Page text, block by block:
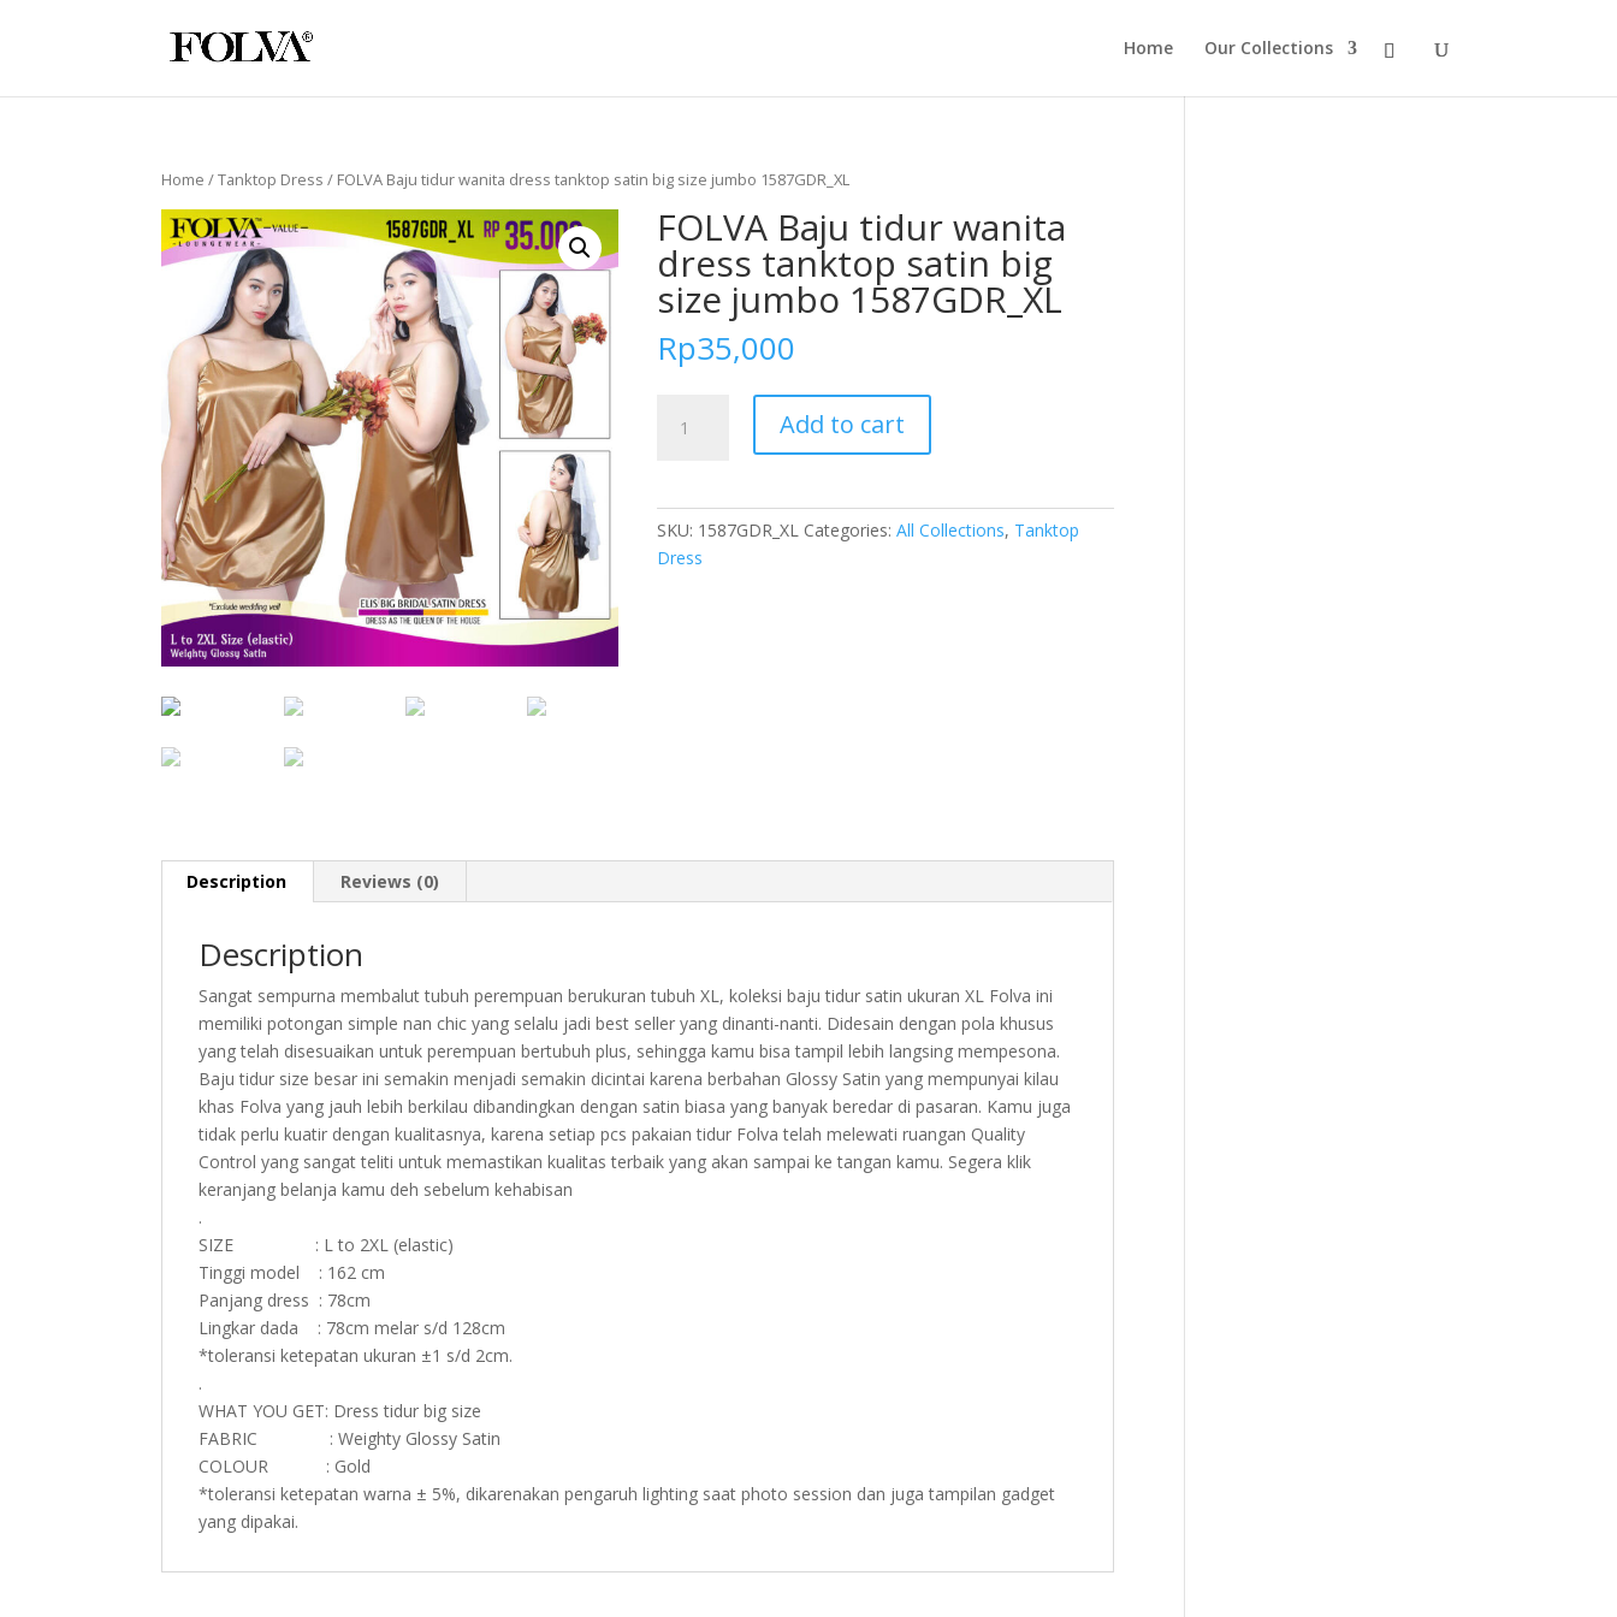
Home Our Collections
Home /Tanktop Dress / FOLVA Baju tidur wanita dress tanktop satin big size jumbo 1587GDR_XL
FOLVA Baju tidur wanita
dress tanktop satin big
size jumbo 1587GDR_XL
Rp35,000
Baju
Add to cart
SKU: 1587GDR_XL Categories:All Collections, Tanktop
Dress
Description Reviews (0)
Description
Sangat sempurna membalut tubuh perempuan berukuran tubuh XL, koleksi baju tidur satin ukuran XL Folva ini
memiliki potongan simple nan chic yang selalu jadi best seller yang dinanti-nanti. Didesain dengan pola khusus
yang telah disesuaikan untuk perempuan bertubuh plus, sehingga kamu bisa tampil lebih langsing mempesona.
Baju tidur size besar ini semakin menjadi semakin dicintai karena berbahan Glossy Satin yang mempunyai kilau
khas Folva yang jauh lebih berkilau dibandingkan dengan satin biasa yang banyak beredar di pasaran. Kamu juga
tidak perlu kuatir dengan kualitasnya, karena setiap pcs pakaian tidur Folva telah melewati ruangan Quality
Control yang sangat teliti untuk memastikan kualitas terbaik yang akan sampai ke tangan kamu. Segera klik
keranjang belanja kamu deh sebelum kehabisan
.
SIZE : L to 2XL (elastic)
Tinggi model : 162 cm
Panjang dress : 78cm
Lingkar dada : 78cm melar s/d 128cm
*toleransi ketepatan ukuran ±1 s/d 2cm.
.
WHAT YOU GET: Dress tidur big size
FABRIC : Weighty Glossy Satin
COLOUR : Gold
*toleransi ketepatan warna ± 5%, dikarenakan pengaruh lighting saat photo session dan juga tampilan gadget
yang dipakai.